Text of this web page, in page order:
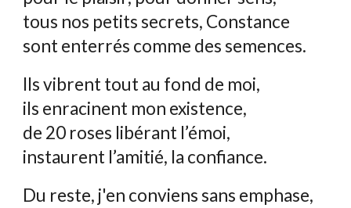
tous nos petits secrets, Constance
sont enterrés comme des semences.
Ils vibrent tout au fond de moi,
ils enracinent mon existence,
de 20 roses libérant l’émoi,
instaurent l’amitié, la confiance.
Du reste, j'en conviens sans emphase,